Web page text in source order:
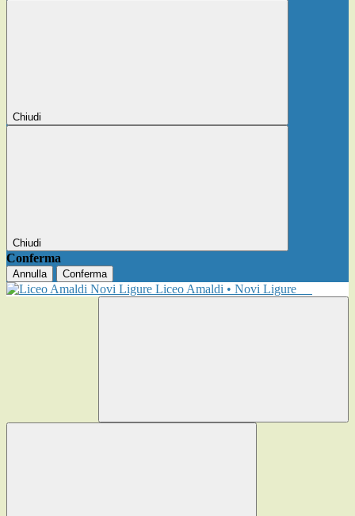
Chiudi
Chiudi
Conferma
Annulla Conferma
Liceo Amaldi • Novi Ligure